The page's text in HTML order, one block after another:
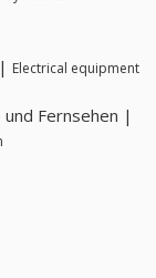
Electrical equipment
Fernsehen |